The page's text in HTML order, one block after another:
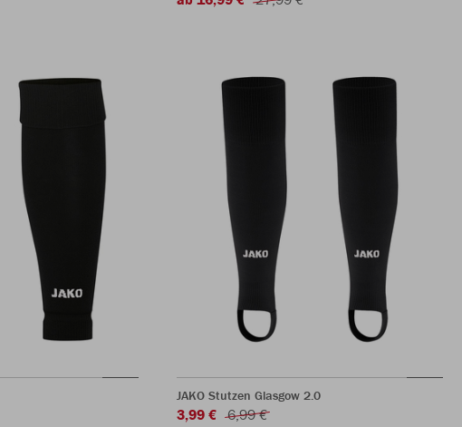
JAKO Stutzen Glasgow 2.0
3,99 € 6,99 €